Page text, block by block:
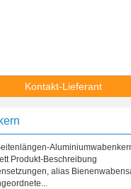
Kontakt-Lieferant
Produkt-Beschreibung
alias